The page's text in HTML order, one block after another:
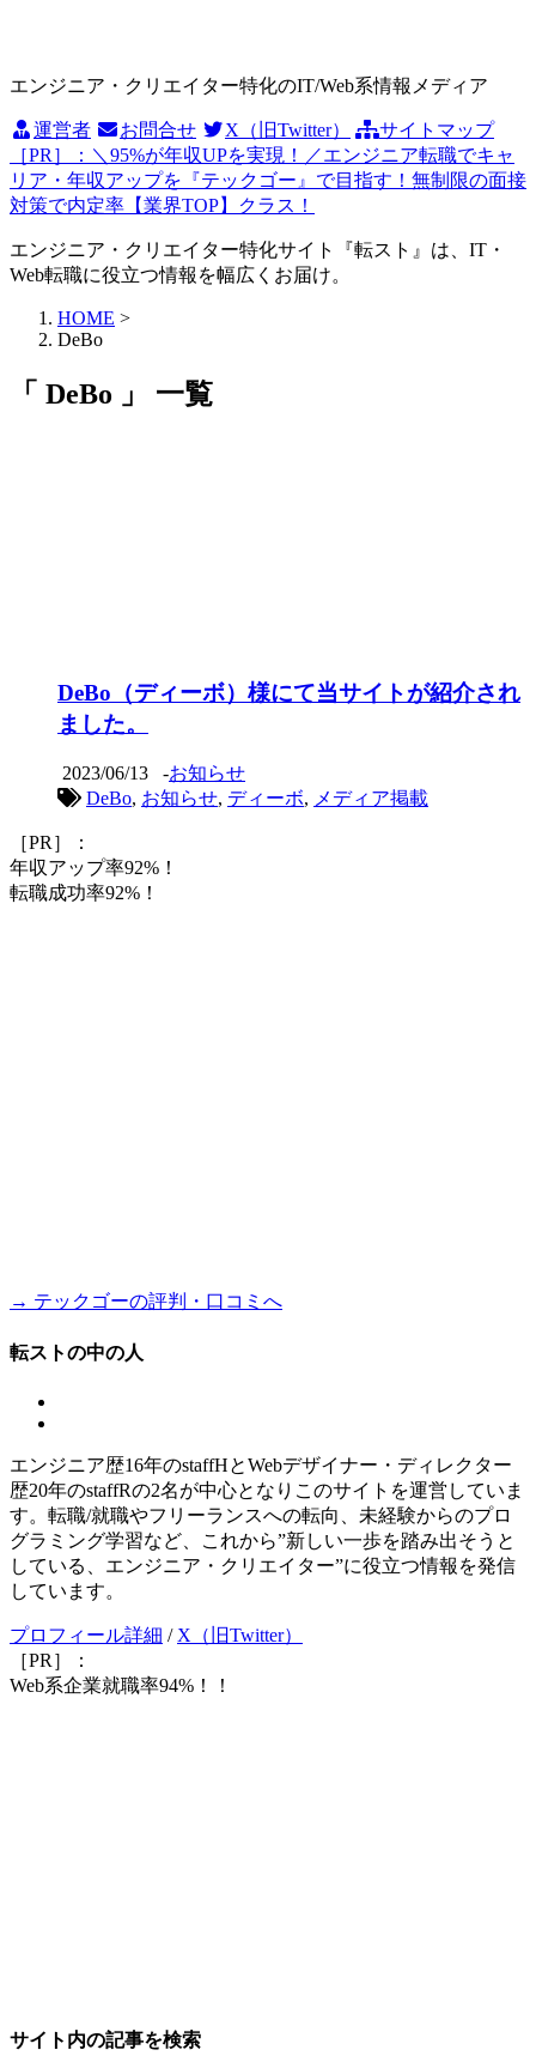
エンジニア・クリエイター特化のIT/Web系情報メディア
運営者 お問合せ X（旧Twitter）
サイトマップ
［PR］：＼95%が年収UPを実現！／エンジニア転職でキャ
リア・年収アップを『テックゴー』で目指す！無制限の面接
対策で内定率【業界TOP】クラス！
エンジニア・クリエイター特化サイト『転スト』は、IT・
Web転職に役立つ情報を幅広くお届け。
HOME >
DeBo
「 DeBo 」 一覧
DeBo（ディーボ）様にて当サイトが紹介され
ました。
2023/06/13 -お知らせ
DeBo, お知らせ, ディーボ, メディア掲載
［PR］：
年収アップ率92%！
転職成功率92%！
→ テックゴーの評判・口コミへ
転ストの中の人
エンジニア歴16年のstaffHとWebデザイナー・ディレクター
歴20年のstaffRの2名が中心となりこのサイトを運営していま
す。転職/就職やフリーランスへの転向、未経験からのプロ
グラミング学習など、これから”新しい一歩を踏み出そうと
している、エンジニア・クリエイター”に役立つ情報を発信
しています。
プロフィール詳細 / X（旧Twitter）
［PR］：
Web系企業就職率94%！！
サイト内の記事を検索